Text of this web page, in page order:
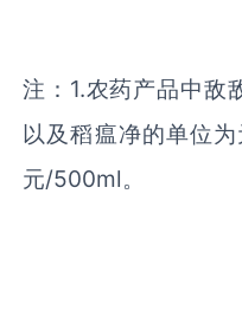
注： 1.农药产品中敌
以及稻瘟净的单位为
元/500ml。